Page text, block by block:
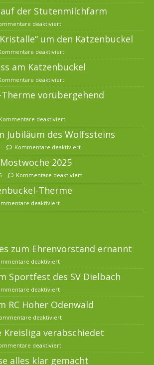
der Stutenmilchfarm
deaktiviert
um den Katzenbuckel
deaktiviert
am Katzenbuckel
deaktiviert
vorübergehend
Kommentare deaktiviert
Jubiläum des Wolfssteins
Kommentare deaktiviert
2025
Kommentare deaktiviert
Therme
deaktiviert
zum Ehrenvorstand ernannt
deaktiviert
Sportfest des SV Dielbach
deaktiviert
RC Hoher Odenwald
deaktiviert
Kreisliga verabschiedet
deaktiviert
alles klar gemacht